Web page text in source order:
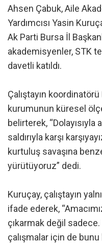
Ahsen Çabuk, Aile
Yardımcısı Yasin
Ak Parti Bursa İl
akademisyenler, STK
davetli katıldı.
Çalıştayın
kurumunun küresel
belirterek,
saldırıyla karşı
kurtuluş savaşına
yürütüyoruz” dedi.
Kuruçay, çalıştayın
ifade ederek,
çıkarmak değil
çalışmalar için de bunu